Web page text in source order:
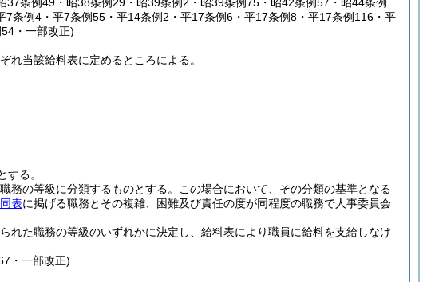
条例4・平7条例55・平14条例2・平17条例6・平17条例8・平17条例116・平
・一部改正)
れ当該給料表に定めるところによる。
する。
務の等級に分類するものとする。
この場合において、その分類の基準となる
同表に掲げる職務とその複雑、困難及び責任の度が同程度の職務で人事委員会
れた職務の等級のいずれかに決定し、給料表により職員に給料を支給しなけ
・一部改正)